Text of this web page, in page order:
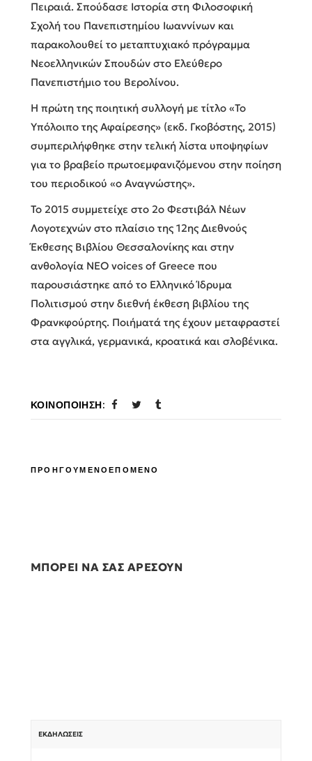
Πειραιά. Σπούδασε Ιστορία στη Φιλοσοφική
Σχολή του Πανεπιστημίου Ιωαννίνων και
παρακολουθεί το μεταπτυχιακό πρόγραμμα
Νεοελληνικών Σπουδών στο Ελεύθερο
Πανεπιστήμιο του Βερολίνου.
Η πρώτη της ποιητική συλλογή με τίτλο «Το
Υπόλοιπο της Αφαίρεσης» (εκδ. Γκοβόστης, 2015)
συμπεριλήφθηκε στην τελική λίστα υποψηφίων
για το βραβείο πρωτοεμφανιζόμενου στην ποίηση
του περιοδικού «ο Αναγνώστης».
Το 2015 συμμετείχε στο 2ο Φεστιβάλ Νέων
Λογοτεχνών στο πλαίσιο της 12ης Διεθνούς
Έκθεσης Βιβλίου Θεσσαλονίκης και στην
ανθολογία ΝΕΟ voices of Greece που
παρουσιάστηκε από το Ελληνικό Ίδρυμα
Πολιτισμού στην διεθνή έκθεση βιβλίου της
Φρανκφούρτης. Ποιήματά της έχουν μεταφραστεί
στα αγγλικά, γερμανικά, κροατικά και σλοβένικα.
ΚΟΙΝΟΠΟΊΗΣΗ:
ΠΡΟΗΓΟΥΜΕΝΟΕΠΟΜΕΝΟ
ΜΠΟΡΕΙ ΝΑ ΣΑΣ ΑΡΕΣΟΥΝ
ΕΚΔΗΛΏΣΕΙΣ